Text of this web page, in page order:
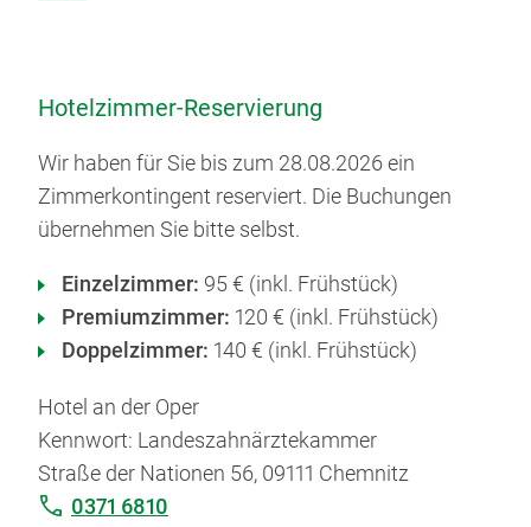
Hotelzimmer-Reservierung
Wir haben für Sie bis zum 28.08.2026 ein
Zimmerkontingent reserviert. Die Buchungen
übernehmen Sie bitte selbst.
Einzelzimmer: 95 € (inkl. Frühstück)
Premiumzimmer: 120 € (inkl. Frühstück)
Doppelzimmer: 140 € (inkl. Frühstück)
Hotel an der Oper
Kennwort: Landeszahnärztekammer
Straße der Nationen 56, 09111 Chemnitz
0371 6810